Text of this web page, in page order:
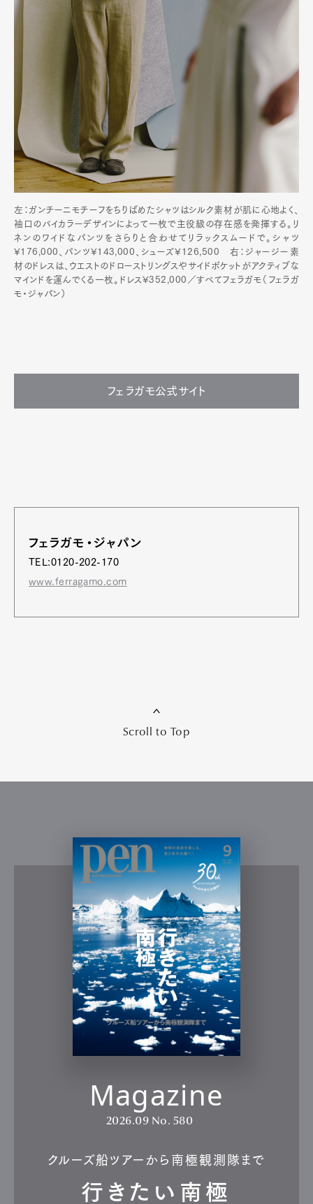
左：ガンチーニモチーフをちりばめたシャツはシルク素材が肌に心地よく、
袖口のバイカラーデザインによって一枚で主役級の存在感を発揮する。リ
ネンのワイドなパンツをさらりと合わせてリラックスムードで。シャツ
¥176,000、パンツ¥143,000、シューズ¥126,500 右：ジャージー素
材のドレスは、ウエストのドローストリングスやサイドポケットがアクティブな
マインドを運んでくる一枚。ドレス¥352,000／すべてフェラガモ（フェラガ
モ・ジャパン）
フェラガモ公式サイト
フェラガモ・ジャパン
TEL:0120-202-170
www.ferragamo.com
Scroll to Top
Magazine
2026.09 No. 580
クルーズ船ツアーから南極観測隊まで
行きたい南極